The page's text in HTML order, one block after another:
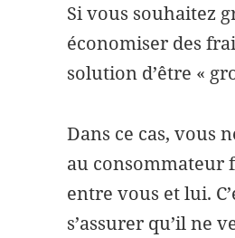
Si vous souhaitez
économiser des
solution d’être «
Dans ce cas, vous
au consommateur
entre vous et lui.
s’assurer qu’il ne